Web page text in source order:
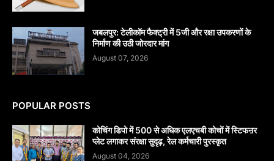
जबलपुर: टेलीकॉम फैक्ट्री में 5जी और रक्षा उपकरणों के
निर्माण की उठी जोरदार मांग
August 07, 2026
POPULAR POSTS
कोचिंग डिपो में 500 से अधिक एलएचबी कोचों में स्टिफऩर
प्लेट लगाकर संरक्षा सुदृढ़, रेल कर्मचारी पुरस्कृत
August 04, 2026